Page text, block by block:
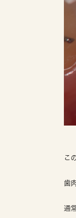
こ
歯
通